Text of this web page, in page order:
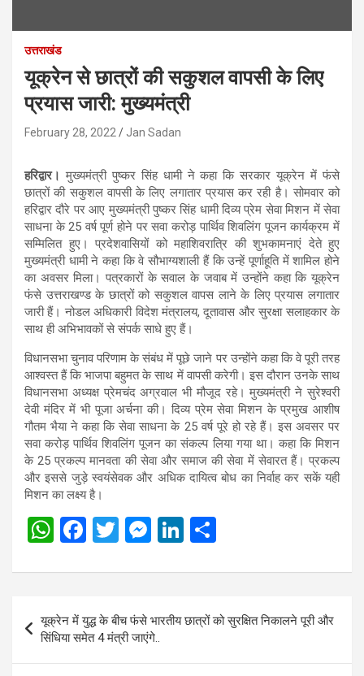
उत्तराखंड
यूक्रेन से छात्रों की सकुशल वापसी के लिए
प्रयास जारी: मुख्यमंत्री
February 28, 2022 Jan Sadan
हरिद्वार। मुख्यमंत्री पुष्कर सिंह धामी ने कहा कि सरकार यूक्रेन में फंसे
छात्रों की सकुशल वापसी के लिए लगातार प्रयास कर रही है। सोमवार को
हरिद्वार दौरे पर आए मुख्यमंत्री पुष्कर सिंह धामी दिव्य प्रेम सेवा मिशन में सेवा
साधना के 25 वर्ष पूर्ण होने पर सवा करोड़ पार्थिव शिवलिंग पूजन कार्यक्रम में
सम्मिलित हुए। प्रदेशवासियों को महाशिवरात्रि की शुभकामनाएं देते हुए
मुख्यमंत्री धामी ने कहा कि वे सौभाग्यशाली हैं कि उन्हें पूर्णाहूति में शामिल होने
का अवसर मिला। पत्रकारों के सवाल के जवाब में उन्होंने कहा कि यूक्रेन
फंसे उत्तराखण्ड के छात्रों को सकुशल वापस लाने के लिए प्रयास लगातार
जारी हैं। नोडल अधिकारी विदेश मंत्रालय, दूतावास और सुरक्षा सलाहकार के
साथ ही अभिभावकों से संपर्क साधे हुए हैं।
विधानसभा चुनाव परिणाम के संबंध में पूछे जाने पर उन्होंने कहा कि वे पूरी तरह
आश्वस्त हैं कि भाजपा बहुमत के साथ में वापसी करेगी। इस दौरान उनके साथ
विधानसभा अध्यक्ष प्रेमचंद अग्रवाल भी मौजूद रहे। मुख्यमंत्री ने सुरेश्वरी
देवी मंदिर में भी पूजा अर्चना की। दिव्य प्रेम सेवा मिशन के प्रमुख आशीष
गौतम भैया ने कहा कि सेवा साधना के 25 वर्ष पूरे हो रहे हैं। इस अवसर पर
सवा करोड़ पार्थिव शिवलिंग पूजन का संकल्प लिया गया था। कहा कि मिशन
के 25 प्रकल्प मानवता की सेवा और समाज की सेवा में सेवारत हैं। प्रकल्प
और इससे जुड़े स्वयंसेवक और अधिक दायित्व बोध का निर्वाह कर सकें यही
मिशन का लक्ष्य है।
W
at
s
A
p
F
ce
o
o
T
tt
er
M
se
g
er
Li
ke
n
ar
e
navigation
यूक्रेन में युद्ध के बीच फंसे भारतीय छात्रों को सुरक्षित निकालने पूरी और
सिंधिया समेत 4 मंत्री जाएंगे..